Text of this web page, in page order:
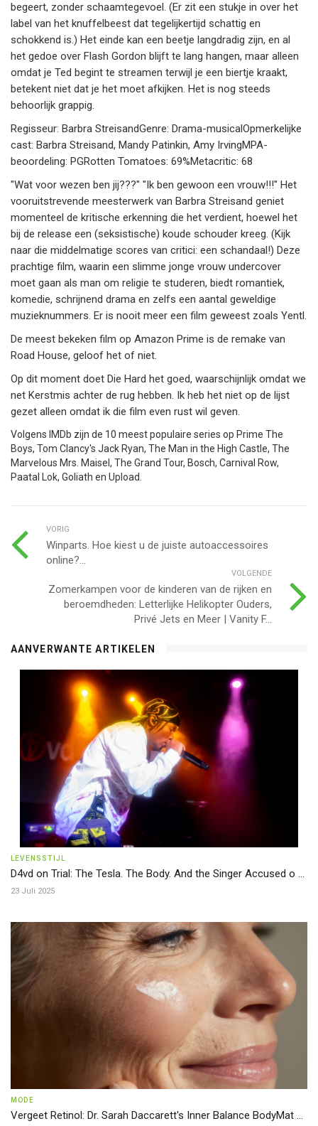
begeert, zonder schaamtegevoel. (Er zit een stukje in over het
label van het knuffelbeest dat tegelijkertijd schattig en
schokkend is.) Het einde kan een beetje langdradig zijn, en al
het gedoe over Flash Gordon blijft te lang hangen, maar alleen
omdat je Ted begint te streamen terwijl je een biertje kraakt,
betekent niet dat je het moet afkijken. Het is nog steeds
behoorlijk grappig.
Regisseur: Barbra StreisandGenre: Drama-musicalOpmerkelijke
cast: Barbra Streisand, Mandy Patinkin, Amy IrvingMPA-
beoordeling: PGRotten Tomatoes: 69%Metacritic: 68
"Wat voor wezen ben jij???" "Ik ben gewoon een vrouw!!!" Het
vooruitstrevende meesterwerk van Barbra Streisand geniet
momenteel de kritische erkenning die het verdient, hoewel het
bij de release een (seksistische) koude schouder kreeg. (Kijk
naar die middelmatige scores van critici: een schandaal!) Deze
prachtige film, waarin een slimme jonge vrouw undercover
moet gaan als man om religie te studeren, biedt romantiek,
komedie, schrijnend drama en zelfs een aantal geweldige
muzieknummers. Er is nooit meer een film geweest zoals Yentl.
De meest bekeken film op Amazon Prime is de remake van
Road House, geloof het of niet.
Op dit moment doet Die Hard het goed, waarschijnlijk omdat we
net Kerstmis achter de rug hebben. Ik heb het niet op de lijst
gezet alleen omdat ik die film even rust wil geven.
Volgens IMDb zijn de 10 meest populaire series op Prime The
Boys, Tom Clancy's Jack Ryan, The Man in the High Castle, The
Marvelous Mrs. Maisel, The Grand Tour, Bosch, Carnival Row,
Paatal Lok, Goliath en Upload.
VORIG
Winparts. Hoe kiest u de juiste autoaccessoires
online?...
VOLGENDE
Zomerkampen voor de kinderen van de rijken en
beroemdheden: Letterlijke Helikopter Ouders,
Privé Jets en Meer | Vanity F...
AANVERWANTE ARTIKELEN
LEVENSSTIJL
D4vd on Trial: The Tesla. The Body. And the Singer Accused o ...
23 Juli 2025
MODE
Vergeet Retinol: Dr. Sarah Daccarett's Inner Balance BodyMat ...